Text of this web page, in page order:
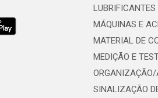
LUBRIFICANTES
MÁQUINAS E
MATERIAL DE
MEDIÇÃO E
SINALIZAÇÃO